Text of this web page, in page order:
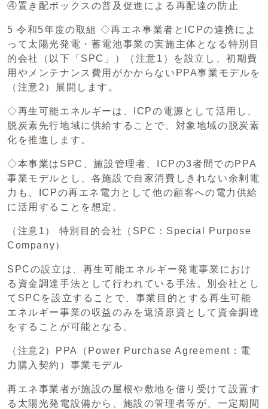
④置き配ボックスの普及促進による再配達の防止
5 令和5年度の取組 ◇再エネ事業者とICPの連携によ
って太陽光発電・蓄電池事業の実施主体となる特別目
的会社（以下「SPC」）（注意1）を設立し、初期費
用やメンテナンス費用がかからないPPA事業モデルを
（注意2）展開します。
◇再生可能エネルギーは、ICPの電源として活用し、
脱炭素先行地域に供給することで、対象地域の脱炭素
化を推進します。
◇本事業はSPC、施設管理者、ICPの3者間でのPPA
事業モデルとし、各施設で自家消費しきれない余剰電
力も、ICPの再エネ電力として他の顧客への電力供給
に活用することを想定。
（注意1） 特別目的会社（SPC：Special Purpose
Company）
SPCの設立は、再生可能エネルギー発電事業におけ
る資金調達手法として行われている手法。別会社とし
てSPCを設立することで、事業目的とする再生可能
エネルギー事業の収益のみを返済原資として資金調達
をすることが可能となる。
（注意2）PPA（Power Purchase Agreement：電
力購入契約）事業モデル
再エネ事業者が施設の屋根や敷地を借り受けて設置す
る太陽光発電設備から、施設の管理者等が、一定期間